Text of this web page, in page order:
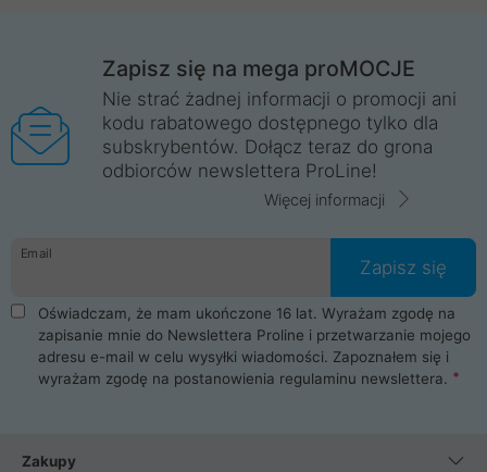
Zapisz się na mega proMOCJE
Nie strać żadnej informacji o promocji ani
kodu rabatowego dostępnego tylko dla
subskrybentów. Dołącz teraz do grona
odbiorców newslettera ProLine!
Więcej informacji
Email
Zapisz się
Oświadczam, że mam ukończone 16 lat. Wyrażam zgodę na
zapisanie mnie do Newslettera Proline i przetwarzanie mojego
adresu e-mail w celu wysyłki wiadomości. Zapoznałem się i
wyrażam zgodę na postanowienia regulaminu newslettera.
Zakupy